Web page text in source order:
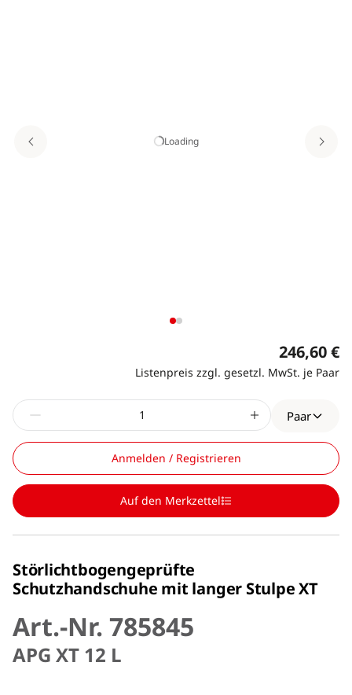
Loading
246,60 €
Listenpreis zzgl. gesetzl. MwSt. je Paar
Paar
Anmelden / Registrieren
Auf den Merkzettel
Störlichtbogengeprüfte
Schutzhandschuhe mit langer Stulpe XT
Art.-Nr. 785845
APG XT 12 L